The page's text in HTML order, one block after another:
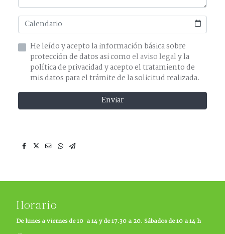
He leído y acepto la información básica sobre
protección de datos asi como el aviso legaly la
política de privacidad y acepto el tratamiento de
mis datos para el trámite de la solicitud realizada.
Enviar
Horario
De lunes a viernes de 10 a 14 y de 17.30 a 20. Sábados de 10 a 14 h